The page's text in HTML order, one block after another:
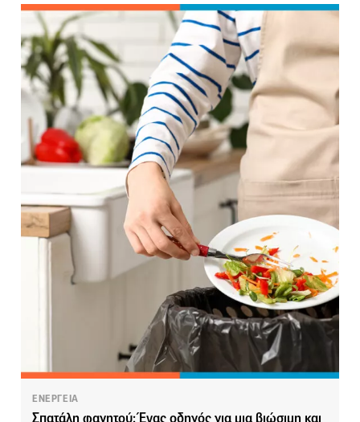
ΕΝΕΡΓΕΙΑ
Σπατάλη φαγητού: Ένας οδηγός για μια βιώσιμη και